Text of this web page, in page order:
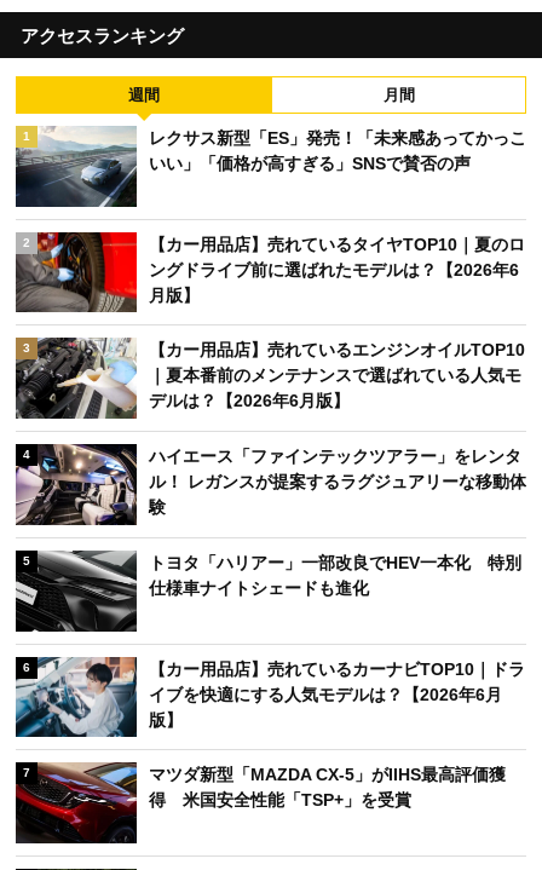
アクセスランキング
週間 月間
1
レクサス新型「ES」発売！「未来感あってかっこ
いい」「価格が高すぎる」SNSで賛否の声
2
【カー用品店】売れているタイヤTOP10｜夏のロ
ングドライブ前に選ばれたモデルは？【2026年6
月版】
3
【カー用品店】売れているエンジンオイルTOP10
｜夏本番前のメンテナンスで選ばれている人気モ
デルは？【2026年6月版】
4
ハイエース「ファインテックツアラー」をレンタ
ル！ レガンスが提案するラグジュアリーな移動体
験
5
トヨタ「ハリアー」一部改良でHEV一本化 特別
仕様車ナイトシェードも進化
6
【カー用品店】売れているカーナビTOP10｜ドラ
イブを快適にする人気モデルは？【2026年6月
版】
7
マツダ新型「MAZDA CX-5」がIIHS最高評価獲
得 米国安全性能「TSP+」を受賞